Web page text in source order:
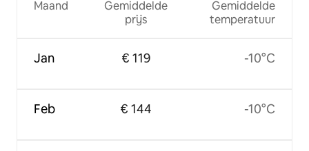
Maand
Jan
Feb
Gemiddelde
prijs
€ 119
€ 144
Gemiddelde
temperatuur
-10°C
-10°C